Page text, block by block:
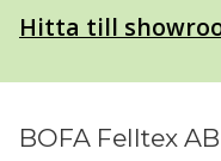
Hitta till
BOFA Felltex AB